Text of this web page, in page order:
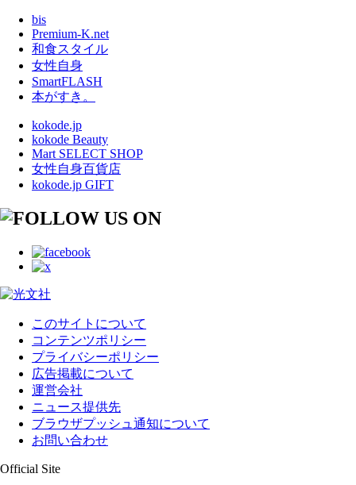
bis
Premium-K.net
和食スタイル
女性自身
SmartFLASH
本がすき。
kokode.jp
kokode Beauty
Mart SELECT SHOP
女性自身百貨店
kokode.jp GIFT
このサイトについて
コンテンツポリシー
プライバシーポリシー
広告掲載について
運営会社
ニュース提供先
ブラウザプッシュ通知について
お問い合わせ
Official Site